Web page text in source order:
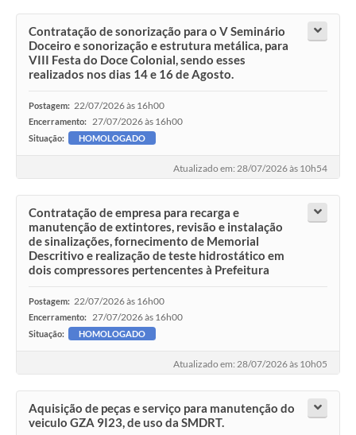
Contratação de sonorização para o V Seminário
Doceiro e sonorização e estrutura metálica, para
VIII Festa do Doce Colonial, sendo esses
realizados nos dias 14 e 16 de Agosto.
Postagem: 22/07/2026 às 16h00
Encerramento: 27/07/2026 às 16h00
Situação: HOMOLOGADO
Atualizado em: 28/07/2026 às 10h54
Contratação de empresa para recarga e
manutenção de extintores, revisão e instalação
de sinalizações, fornecimento de Memorial
Descritivo e realização de teste hidrostático em
dois compressores pertencentes à Prefeitura
Postagem: 22/07/2026 às 16h00
Encerramento: 27/07/2026 às 16h00
Situação: HOMOLOGADO
Atualizado em: 28/07/2026 às 10h05
Aquisição de peças e serviço para manutenção do
veiculo GZA 9I23, de uso da SMDRT.